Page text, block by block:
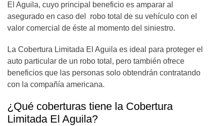
El Aguila, cuyo principal beneficio es amparar al
asegurado en caso del robo total de su vehículo con el
valor comercial de éste al momento del siniestro.
La Cobertura Limitada El Aguila es ideal para proteger el
auto particular de un robo total, pero también ofrece
beneficios que las personas solo obtendrán contratando
con la compañía americana.
¿Qué coberturas tiene la Cobertura
Limitada El Aguila?